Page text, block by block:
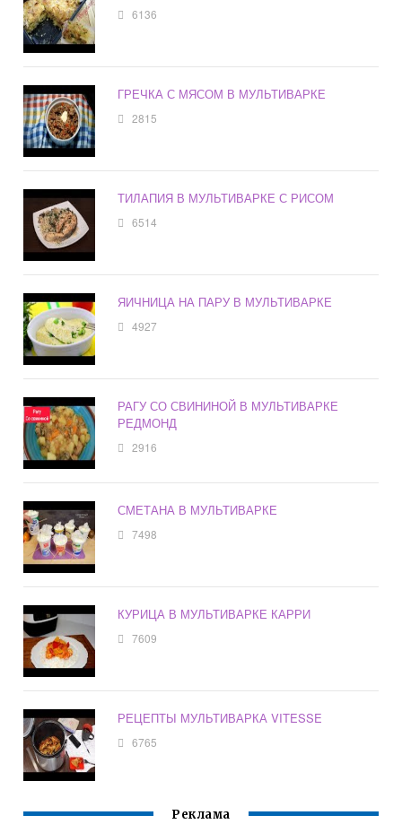
6136
ГРЕЧКА С МЯСОМ В МУЛЬТИВАРКЕ
2815
ТИЛАПИЯ В МУЛЬТИВАРКЕ С РИСОМ
6514
ЯИЧНИЦА НА ПАРУ В МУЛЬТИВАРКЕ
4927
РАГУ СО СВИНИНОЙ В МУЛЬТИВАРКЕ
РЕДМОНД
2916
СМЕТАНА В МУЛЬТИВАРКЕ
7498
КУРИЦА В МУЛЬТИВАРКЕ КАРРИ
7609
РЕЦЕПТЫ МУЛЬТИВАРКА VITESSE
6765
Реклама